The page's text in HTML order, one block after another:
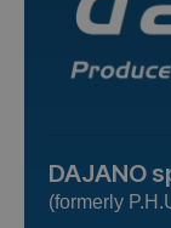
DAJANO
(formerly